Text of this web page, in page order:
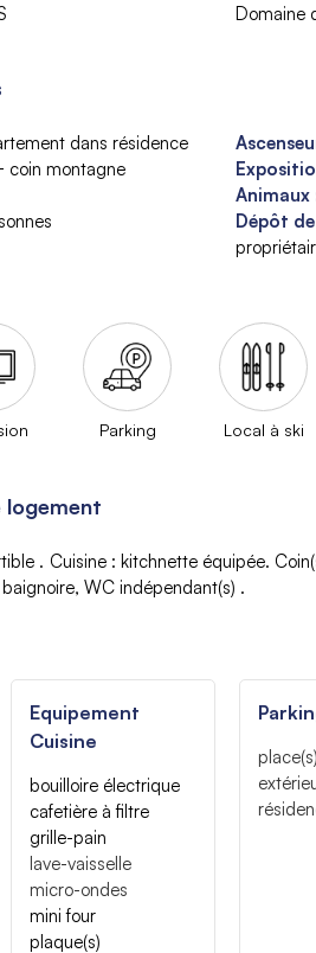
Domaine
dans résidence
coin montagne
Animaux
Dépôt
Parking Local à ski
Cuisine : kitchnette équipée
WC indépendant(s)
Equipement
Cuisine
bouilloire électrique
cafetière à filtre
grille-pain
lave-vaisselle
micro-ondes
mini four
plaque(s)